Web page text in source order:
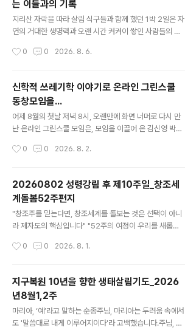
조와 생명의 질서, 인간에게 맡겨진 돌봄의 사명을 함께 묵
상하며, 말씀이 우리의 일상과 삶의 방식을 어떻게 변화시
키는지 돌아보는 시간을 가졌습니다. 올해 창조절에는 9월
다.이번 레터는 미국 생태신학자 프레더릭 W. 크루거(Fre
는 이들과의 기록
지리산 자락을 따라 살림 식구들과 함께 했던 1박 2일은 자
연의 거대한 생명력과 오랜 시간 켜켜이 쌓인 사람들의 삶
산 본령은 그야말로 장엄했다. 멀리 펼쳐진 서북능선과 주
눈에 들어왔고, 과거 도로 개설로 끊어졌던 생태축이 다시
숲으로 이어진 정령치의 풍경은 자연과 사람이 어떤 방식
으로 공존해야 하는지를 말없이 들려주고 있었다. 정령치
와 구룡폭포... 그리고 달궁과 뱀사골 계곡을 흐르던 맑은
물, 갈계교회가 자리한 아영 들녘을 가득 메운 여름은 분주
분군, 천년의 시간을 품은 함양 상림을 잠시 거닐며 바라본
0 0 2026. 8. 6.
신학적 쓰레기학 이야기로 온라인 그린스쿨
동창모임을...
어제 8월의 첫날 저녁 8시, 오랜만에 화면 너머로 다시 만
난 온라인 그린스쿨 모임은, 모임을 이끌어 온 김신영 박사
현장과 교회, 학교와 연구의 자리에서 각자 걸어온 시간을
김 박사는 쓰레기를 단순히 쓸모를 잃은 물질이나 처리해
야 할 대상으로만 보지 말고, 문화적·정치적·종교적으로 구
성되는 존재로 바라보자고 제안했다. 참가자들은 “무엇이
쓰레기인가”, “누가 위험한 것과 안전한 것을 정하는가”,
레기의 의미를 다시 생각했다. 핵폐기물, 플라스틱, 이산화
0 0 2026. 8. 2.
20260802 성령강림 후 제10주일_창조세
계돌봄52주편지
"창조주를 믿는다면, 창조세계를 돌보는 것은 선택이 아니
라 제자도의 핵심입니다" "52주의 여정이 우리를 새롭게
과 구체적인 실천 가이드를 제공하는 영성·생태 통합 프로
서 활용할 수 있습니다. 환경운동이 아닌 제자도의 핵심으
로서 기후위기 시대 교회의 영성과 실천을 새롭게 하는 구
체적 응답입니다. 이번 주는 "성령강림 후 제10주일"입니
다. 🌿2025-2026 창조세계 돌봄 52주 캠페인 안내: htt
0 0 2026. 8. 1.
지구복원 10년을 향한 생태살림기도_2026
년8월1,2주
마리아, ‘예’라고 말하는 순종주님, 마리아는 두려움 속에서
도 '말씀대로 내게 이루어지이다'라 고백했습니다.주님, 우